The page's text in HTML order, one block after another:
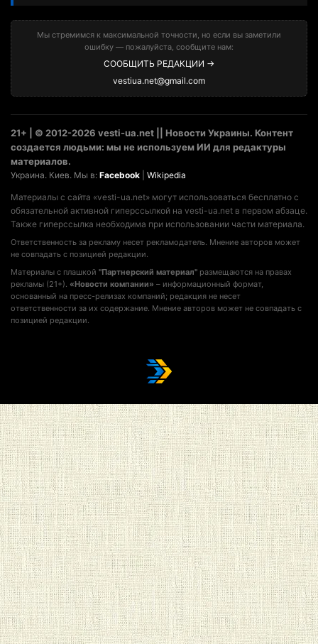
Мы стремимся к максимальной точности, но если вы заметили
ошибку — пожалуйста, сообщите нам:
СООБЩИТЬ РЕДАКЦИИ →
vestiua.net@gmail.com
21+ | © 2012-2026 vesti-ua.net || Новости Украины. Контент
создается людьми: мы не используем ИИ для редактуры
материалов.
Украина. Киев. Мы в: Facebook Wikipedia
Материалы с сайта «vesti-ua.net» могут использоваться бесплатно с
обязательной активной гиперссылкой на vesti-ua.net в первом абзаце.
Также гиперссылка необходима при использовании части материала.
Ответственность за рекламу несет рекламодатель. Мнение авторов может
не совпадать с позицией редакции.
Материалы с плашкой "Партнерский материал" размещаются на правах
рекламы (21+). «Новости компании» – информационный формат,
основанный на пресс-релизах компаний; редакция не несет
ответственности за их содержание. Мнение авторов может не совпадать с
позицией редакции.